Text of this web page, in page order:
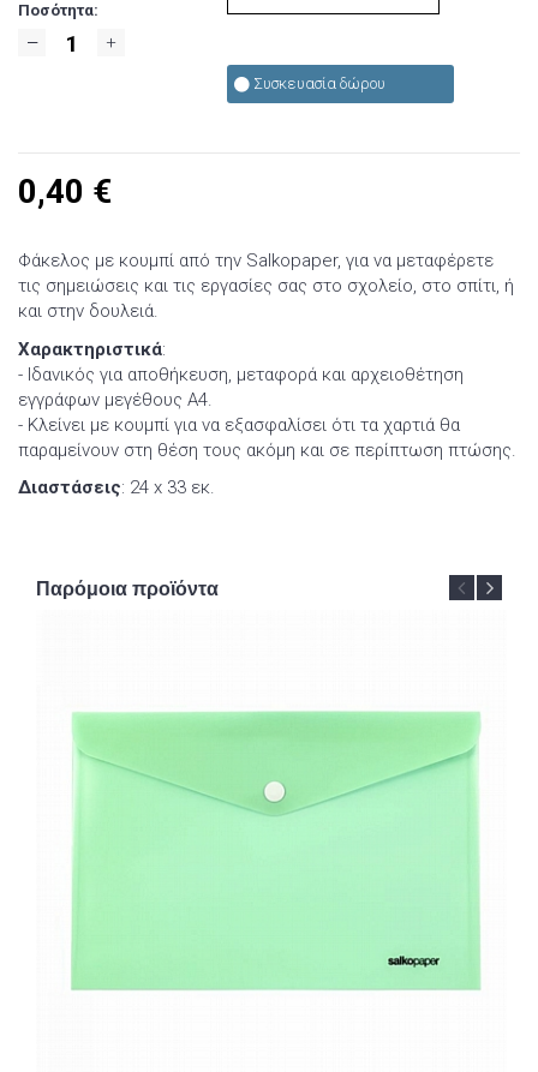
Ποσότητα:
Συσκευασία δώρου
0,40 €
Φάκελος με κουμπί από την Salkopaper, για να μεταφέρετε
τις σημειώσεις και τις εργασίες σας στο σχολείο, στο σπίτι, ή
και στην δουλειά.
Χαρακτηριστικά:
- Ιδανικός για αποθήκευση, μεταφορά και αρχειοθέτηση
εγγράφων μεγέθους A4.
- Κλείνει με κουμπί για να εξασφαλίσει ότι τα χαρτιά θα
παραμείνουν στη θέση τους ακόμη και σε περίπτωση πτώσης.
Διαστάσεις: 24 x 33 εκ.
Παρόμοια προϊόντα